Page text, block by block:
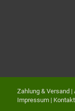
Zahlung & Versand |
Impressum | Kontakt